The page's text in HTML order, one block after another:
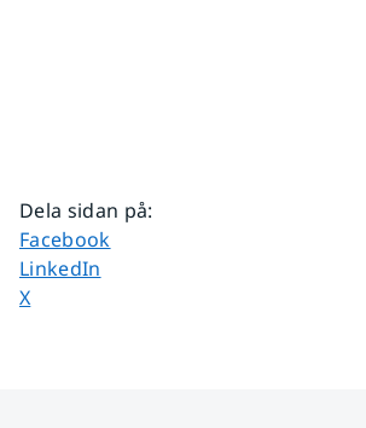
Dela sidan på:
Dela sidan på
Facebook
Dela sidan på
LinkedIn
Dela sidan på
X